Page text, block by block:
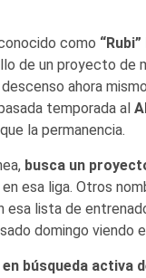
como “Rubi”
de un proyecto de
ahora
temporada al
la permanencia.
busca un
esa liga. Otros
esa lista de
domingo viendo
búsqueda activa